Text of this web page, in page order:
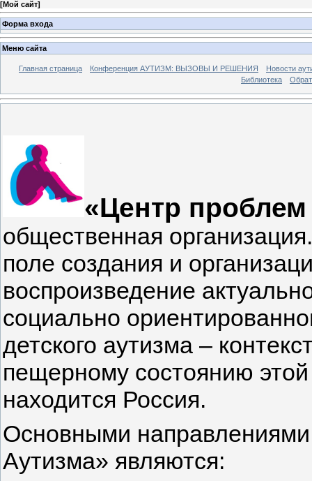
[Мой сайт]
Форма входа
Меню сайта
Главная страница Конференция АУТИЗМ: ВЫЗОВЫ И РЕШЕНИЯ
Новости
Библиотека
«Центр проблем
общественная
поле создания и
воспроизведение
социально
детского аутизма –
пещерному состоянию
находится Россия.
Основными
Аутизма» являются: